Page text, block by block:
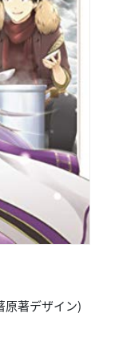
原著デザイン)